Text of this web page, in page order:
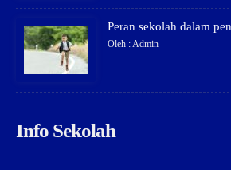
Peran sekolah dalam
Oleh : Admin
Info Sekolah